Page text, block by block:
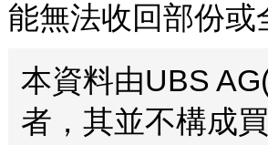
能無法收回部份或
本資料由UBS
者，其並不構成